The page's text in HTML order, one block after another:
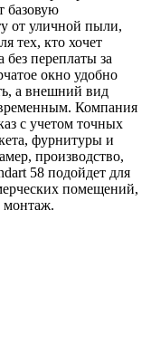
базовую
от уличной пыли,
тех, кто хочет
переплаты за
окно удобно
а внешний вид
Компания
с учетом точных
фурнитуры и
производство,
58 подойдет для
помещений,
монтаж.